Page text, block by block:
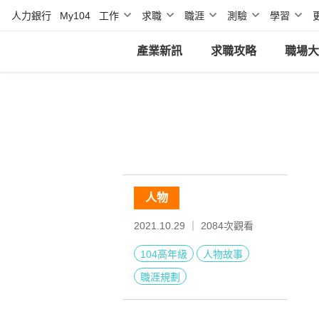
人力銀行 My104 工作 求職 職涯 測驗 學習
產業新訊 求職攻略 職場
人物
2021.10.29 ｜ 2084次觀看
104高年級
人物故事
職涯規劃